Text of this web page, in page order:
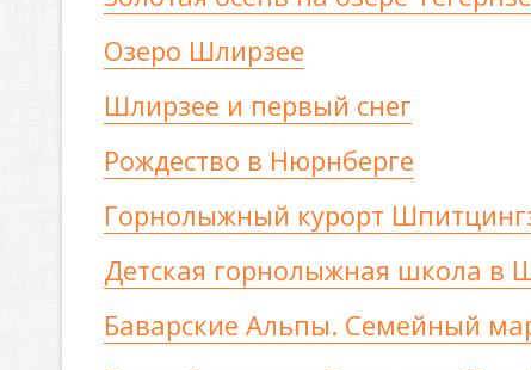
Озеро Шлирзее
Шлирзее и первый снег
Рождество в Нюрнберге
Горнолыжный курорт
Детская горнолыжная школа в
Баварские Альпы. Семейный